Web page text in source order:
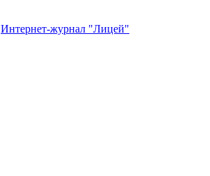
Интернет-журнал "Лицей"